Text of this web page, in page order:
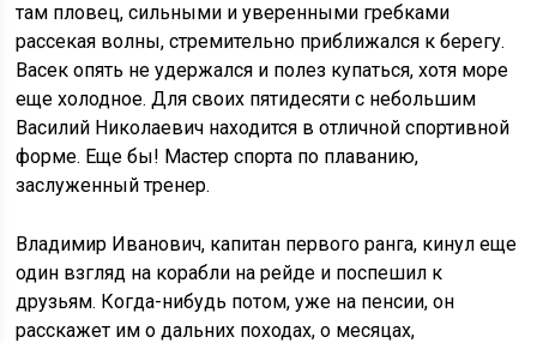
там пловец, сильными и уверенными гребками
рассекая волны, стремительно приближался к берегу.
Васек опять не удержался и полез купаться, хотя море
еще холодное. Для своих пятидесяти с небольшим
Василий Николаевич находится в отличной спортивной
форме. Еще бы! Мастер спорта по плаванию,
заслуженный тренер.
Владимир Иванович, капитан первого ранга, кинул еще
один взгляд на корабли на рейде и поспешил к
друзьям. Когда-нибудь потом, уже на пенсии, он
расскажет им о дальних походах, о месяцах,